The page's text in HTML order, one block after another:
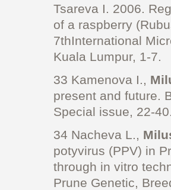
Tsareva I. 2006.
of a raspberry
7thInternational
Kuala Lumpur, 1-7.
33 Kamenova I.,
present and future.
Special issue, 22-
34 Nacheva L.,
potyvirus (PPV) in
through in vitro
Prune Genetic,